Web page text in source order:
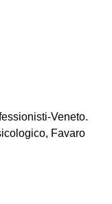
Veneto.
Favaro